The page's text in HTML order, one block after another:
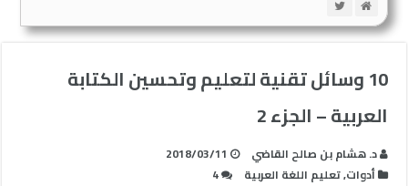
10 وسائل تقنية لتعليم وتحسين الكتابة
العربية – الجزء 2
د. هشام بن صالح القاضي
2018/03/11
أدوات,تعليم اللغة العربية 4